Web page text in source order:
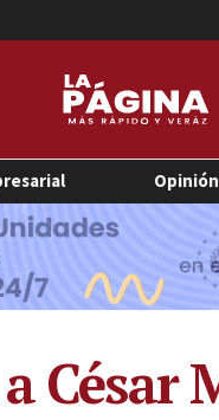
Opinión